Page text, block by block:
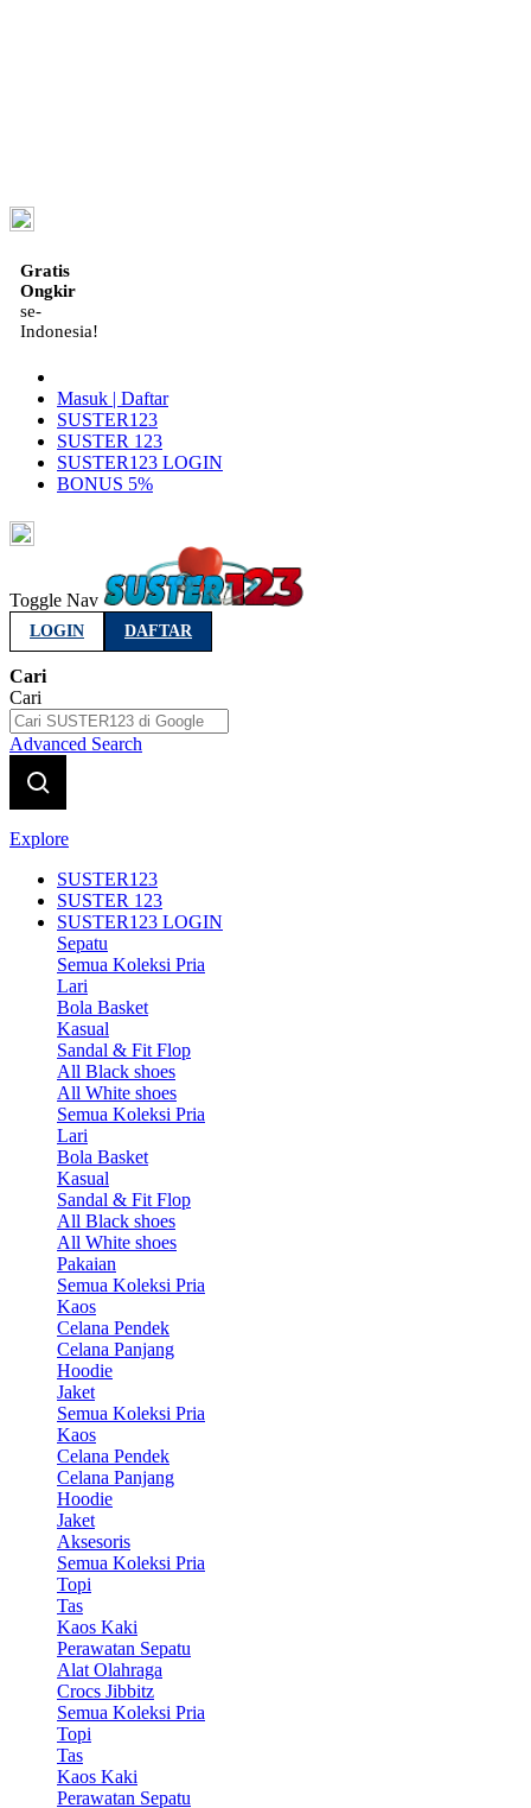
Gratis
Ongkir
se-
Indonesia!
Masuk | Daftar
SUSTER123
SUSTER 123
SUSTER123 LOGIN
BONUS 5%
Toggle Nav
LOGIN DAFTAR
Cari
Cari
Advanced Search
Explore
SUSTER123
SUSTER 123
SUSTER123 LOGIN
Sepatu
Semua Koleksi Pria
Lari
Bola Basket
Kasual
Sandal & Fit Flop
All Black shoes
All White shoes
Semua Koleksi Pria
Lari
Bola Basket
Kasual
Sandal & Fit Flop
All Black shoes
All White shoes
Pakaian
Semua Koleksi Pria
Kaos
Celana Pendek
Celana Panjang
Hoodie
Jaket
Semua Koleksi Pria
Kaos
Celana Pendek
Celana Panjang
Hoodie
Jaket
Aksesoris
Semua Koleksi Pria
Topi
Tas
Kaos Kaki
Perawatan Sepatu
Alat Olahraga
Crocs Jibbitz
Semua Koleksi Pria
Topi
Tas
Kaos Kaki
Perawatan Sepatu